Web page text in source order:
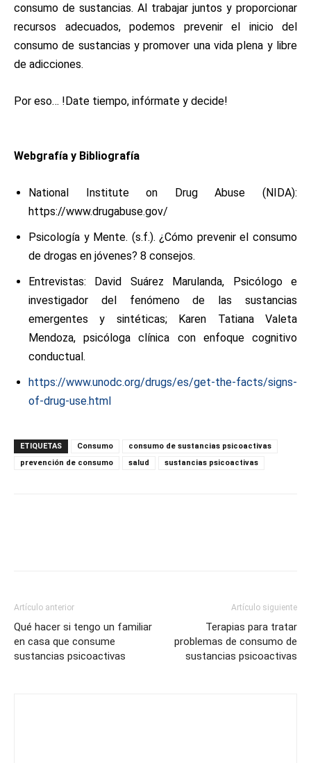
consumo de sustancias. Al trabajar juntos y proporcionar
recursos adecuados, podemos prevenir el inicio del
consumo de sustancias y promover una vida plena y libre
de adicciones.
Por eso… !Date tiempo, infórmate y decide!
Webgrafía y Bibliografía
National Institute on Drug Abuse (NIDA):
https://www.drugabuse.gov/
Psicología y Mente. (s.f.). ¿Cómo prevenir el consumo
de drogas en jóvenes? 8 consejos.
Entrevistas: David Suárez Marulanda, Psicólogo e
investigador del fenómeno de las sustancias
emergentes y sintéticas; Karen Tatiana Valeta
Mendoza, psicóloga clínica con enfoque cognitivo
conductual.
https://www.unodc.org/drugs/es/get-the-facts/signs-
of-drug-use.html
ETIQUETAS Consumo
consumo de sustancias psicoactivas
prevención de consumo
salud sustancias psicoactivas
Artículo anterior
Qué hacer si tengo un familiar
en casa que consume
sustancias psicoactivas
Artículo siguiente
Terapias para tratar
problemas de consumo de
sustancias psicoactivas